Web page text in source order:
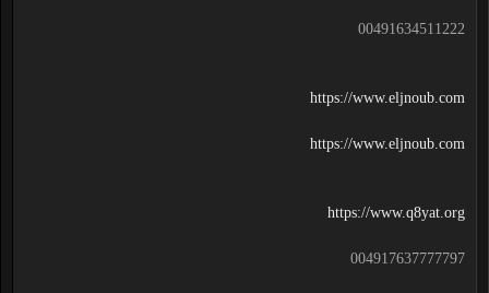
00491634511222
https://www.eljnoub.com
https://www.eljnoub.com
https://www.q8yat.org
004917637777797